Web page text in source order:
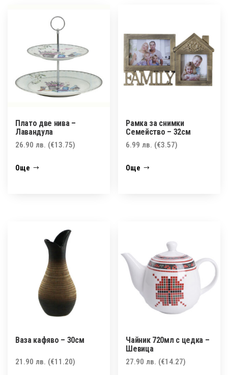
Плато две нива –
Лавандулa
26.90 лв. (€13.75)
Още
Рамка за снимки
Семейство – 32см
6.99лв. (€3.57)
Още
Ваза кафяво – 30см
21.90 лв. (€11.20)
Чайник 720мл с цедка –
Шевица
27.90лв. (€14.27)